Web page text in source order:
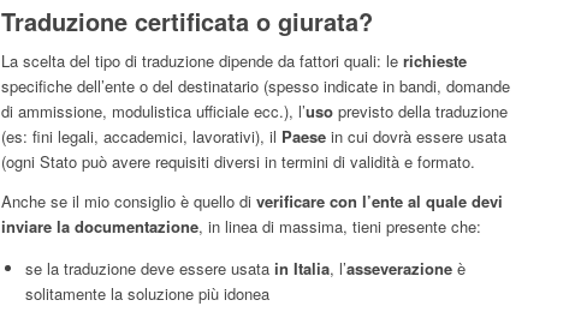
Traduzione certificata o giurata?
La scelta del tipo di traduzione dipende da fattori quali: le richieste
specifiche dell’ente o del destinatario (spesso indicate in bandi, domande
di ammissione, modulistica ufficiale ecc.), l’uso previsto della traduzione
(es: fini legali, accademici, lavorativi), il Paese in cui dovrà essere usata
(ogni Stato può avere requisiti diversi in termini di validità e formato.
Anche se il mio consiglio è quello di verificare con l’ente al quale devi
inviare la documentazione, in linea di massima, tieni presente che:
se la traduzione deve essere usata in Italia, l’asseverazione è
solitamente la soluzione più idonea